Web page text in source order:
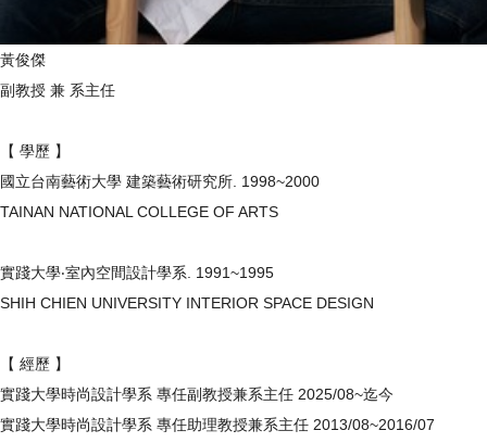
黃俊傑
副教授 兼 系主任
【 學歷 】
國立台南藝術大學 建築藝術研究所. 1998~2000
TAINAN NATIONAL COLLEGE OF ARTS
實踐大學‧室內空間設計學系. 1991~1995
SHIH CHIEN UNIVERSITY INTERIOR SPACE DESIGN
【 經歷 】
實踐大學時尚設計學系 專任副教授兼系主任 2025/08~迄今
實踐大學時尚設計學系 專任助理教授兼系主任 2013/08~2016/07